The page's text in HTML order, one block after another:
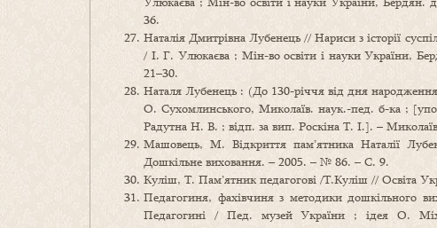
36.
Наталія Дмитрівна Лубенець // Нариси з історії
/ І. Г. Улюкаєва ; Мін-во освіти і науки України,
21–30.
Наталя Лубенець : (До 130-річчя від дня
О. Сухомлинського, Миколаїв. наук.-пед. б-ка ;
Радутна Н. В. ; відп. за вип. Роскіна Т. І.]. –
Машовець, М. Відкриття пам’ятника Наталії
Дошкільне виховання. – 2005. – № 86. – С. 9.
Куліш, Т. Пам’ятник педагогові /Т.Куліш // Освіта
Педагогиня, фахівчиня з методики дошкільного
Педагогині / Пед. музей України ; ідея О.